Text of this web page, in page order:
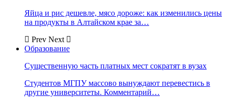
Яйца и рис дешевле, мясо дороже: как изменились цены
на продукты в Алтайском крае за…
Prev Next
Образование
Существенную часть платных мест сократят в вузах
Студентов МГПУ массово вынуждают перевестись в
другие университеты. Комментарий…